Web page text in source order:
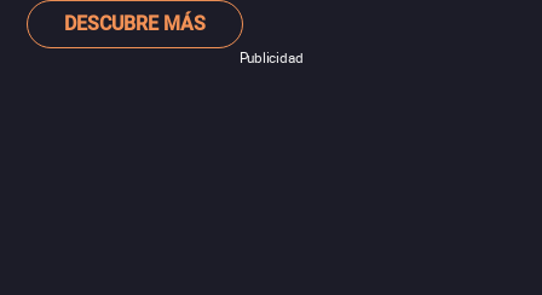
los ya característicos efectos visuales espectaculares y la
magnífica música de John Williams. Con la fotografía de
DESCUBRE MÁS
Publicidad